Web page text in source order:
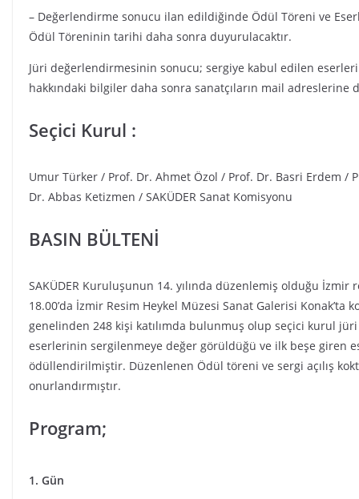
– Değerlendirme sonucu ilan edildiğinde Ödül Töreni ve
Ödül Töreninin tarihi daha sonra duyurulacaktır.
Jüri değerlendirmesinin sonucu; sergiye kabul edilen
hakkındaki bilgiler daha sonra sanatçıların mail adreslerine
Seçici Kurul :
Umur Türker / Prof. Dr. Ahmet Özol / Prof. Dr. Basri Erdem
Dr. Abbas Ketizmen / SAKÜDER Sanat Komisyonu
BASIN BÜLTENİ
SAKÜDER Kuruluşunun 14. yılında düzenlemiş olduğu İzmir
18.00’da İzmir Resim Heykel Müzesi Sanat Galerisi
genelinden 248 kişi katılımda bulunmuş olup seçici kurul
eserlerinin sergilenmeye değer görüldüğü ve ilk beşe giren
ödüllendirilmiştir. Düzenlenen Ödül töreni ve sergi açılış
onurlandırmıştır.
Program;
1. Gün